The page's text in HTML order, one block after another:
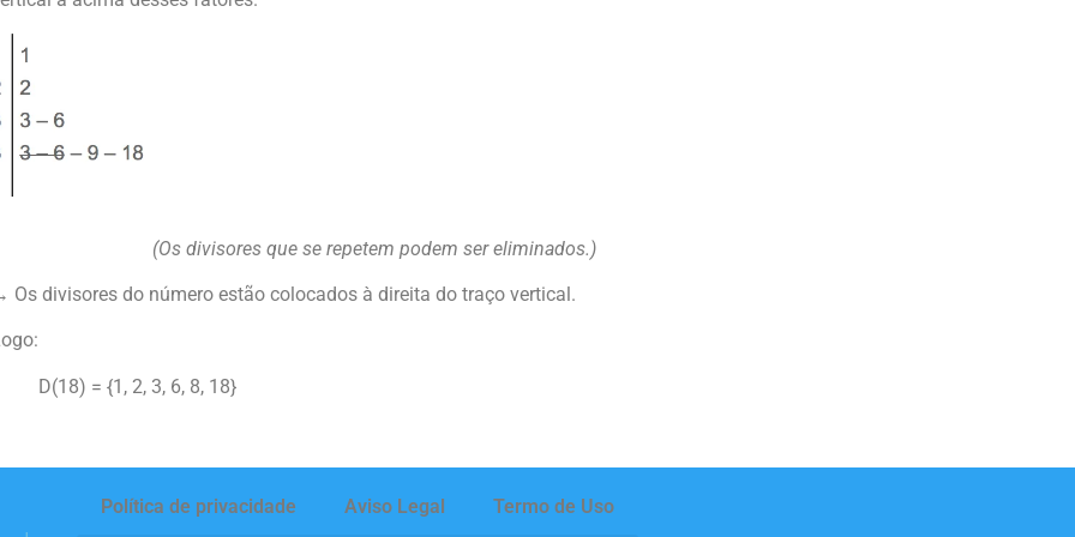
(Os divisores que se repetem podem ser eliminados.)
Os divisores do número estão colocados à direita do traço vertical.
D(18) = {1, 2, 3, 6, 8, 18}
Política de privacidade Aviso Legal Termo de Uso